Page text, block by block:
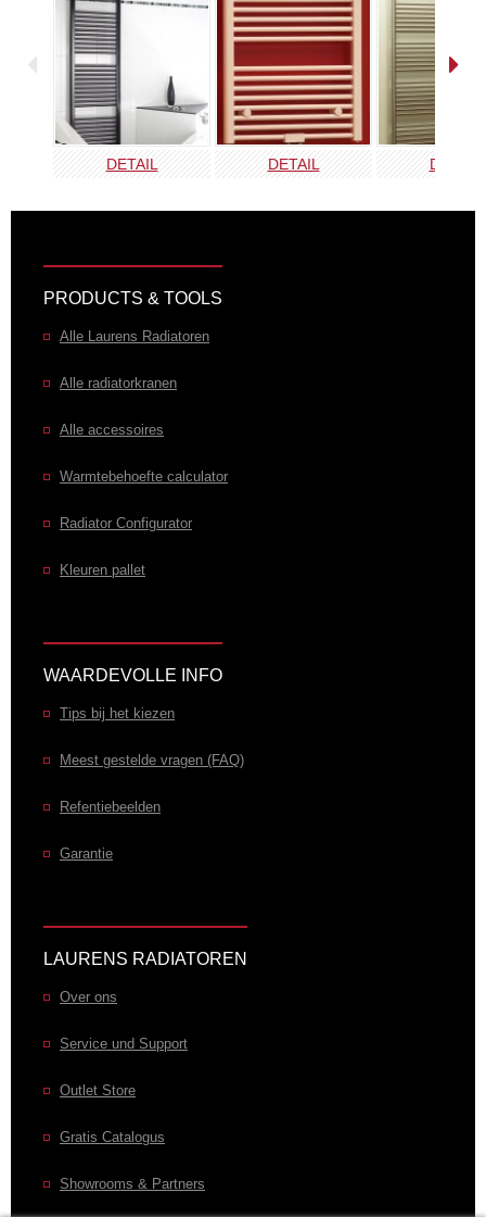
DETAIL DETAIL DETAIL
PRODUCTS & TOOLS
Alle Laurens Radiatoren
Alle radiatorkranen
Alle accessoires
Warmtebehoefte calculator
Radiator Configurator
Kleuren pallet
WAARDEVOLLE INFO
Tips bij het kiezen
Meest gestelde vragen (FAQ)
Refentiebeelden
Garantie
LAURENS RADIATOREN
Over ons
Service und Support
Outlet Store
Gratis Catalogus
Showrooms & Partners